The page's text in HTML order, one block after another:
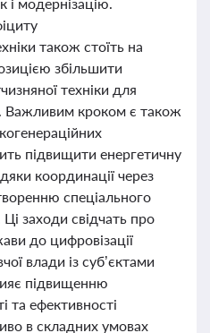
також стоїть на
збільшити
техніки для
Важливим кроком є також
підвищити енергетичну
координації через
спеціального
заходи свідчать про
до цифровізації
влади із суб’єктами
підвищенню
та ефективності
в складних умовах